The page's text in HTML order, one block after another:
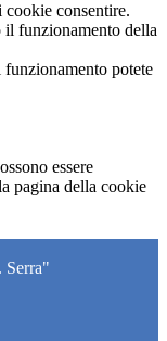
cookie consentire.
il funzionamento della
funzionamento potete
essere
pagina della cookie
Serra"